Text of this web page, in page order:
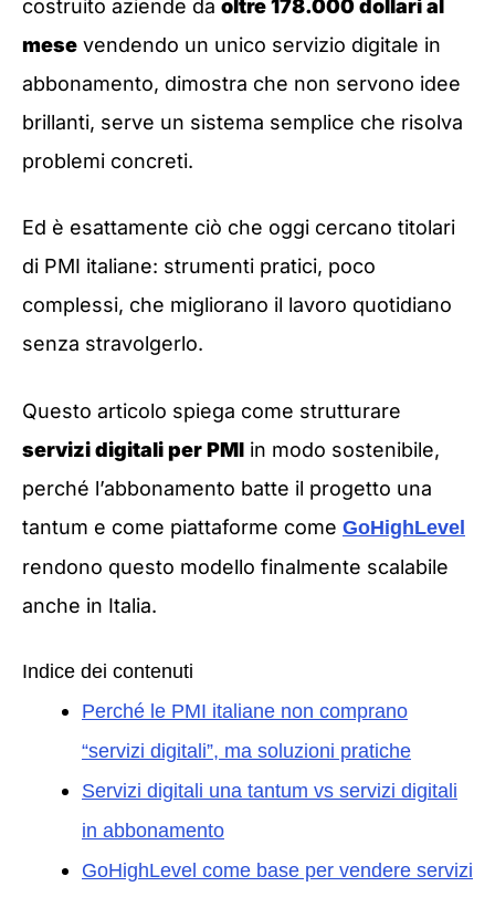
costruito aziende da oltre 178.000 dollari al
mese vendendo un unico servizio digitale in
abbonamento, dimostra che non servono idee
brillanti, serve un sistema semplice che risolva
problemi concreti.
Ed è esattamente ciò che oggi cercano titolari
di PMI italiane: strumenti pratici, poco
complessi, che migliorano il lavoro quotidiano
senza stravolgerlo.
Questo articolo spiega come strutturare
servizi digitali per PMI in modo sostenibile,
perché l’abbonamento batte il progetto una
tantum e come piattaforme come GoHighLevel
rendono questo modello finalmente scalabile
anche in Italia.
Indice dei contenuti
Perché le PMI italiane non comprano
“servizi digitali”, ma soluzioni pratiche
Servizi digitali una tantum vs servizi digitali
in abbonamento
GoHighLevel come base per vendere servizi